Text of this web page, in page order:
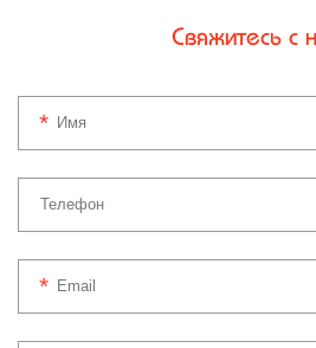
Свяжитесь с